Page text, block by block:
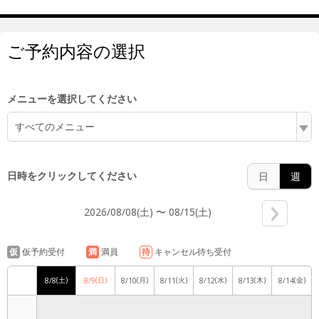
ご予約内容の選択
メニューを選択してください
すべてのメニュー
日時をクリックしてください 日 週
2026/08/08(土) 〜 08/15(土)
仮 仮予約受付 満 満員 待 キャンセル待ち受付
8/8(土) 8/9(日) 8/10(月) 8/11(火) 8/12(水) 8/13(木) 8/14(金)
6:00
7:00
9:00